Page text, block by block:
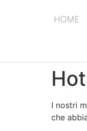
HOME
I nostri
che